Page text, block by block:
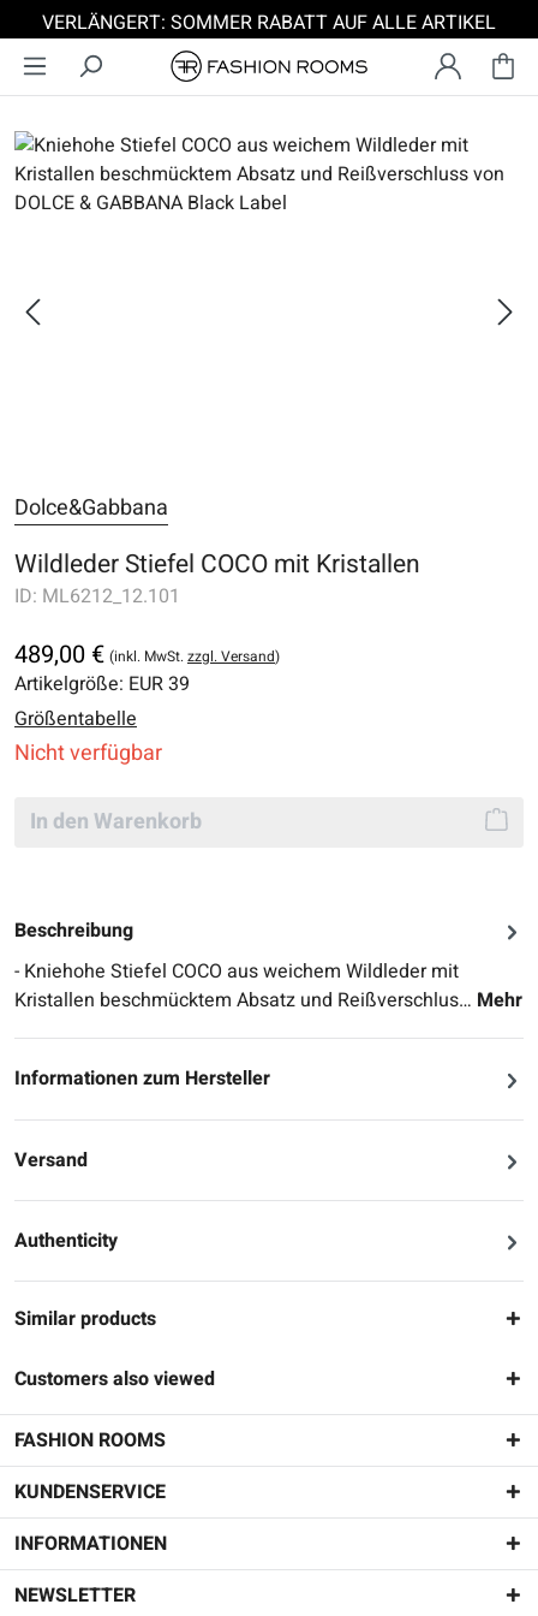
Zum Hauptinhalt springen
VERLÄNGERT: SOMMER RABATT AUF ALLE ARTIKEL
Bildergalerie überspringen
Dolce&Gabbana
Wildleder Stiefel COCO mit Kristallen
ID: ML6212_12.101
489,00 € (inkl. MwSt.zzgl. Versand)
Artikelgröße: EUR 39
Größentabelle
Nicht verfügbar
In den Warenkorb
Beschreibung
- Kniehohe Stiefel COCO aus weichem Wildleder mit
Kristallen beschmücktem Absatz und Reißverschlus… Mehr
Informationen zum Hersteller
Versand
Authenticity
Similar products
Customers also viewed
FASHION ROOMS
KUNDENSERVICE
INFORMATIONEN
NEWSLETTER